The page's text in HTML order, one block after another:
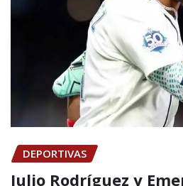
DEPORTIVAS
Julio Rodríguez y